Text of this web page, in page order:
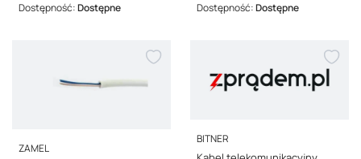
Dostępność:Dostępne Dostępność:Dostępne
PRODUCENT
ZAMEL
PRODUCENT
BITNER